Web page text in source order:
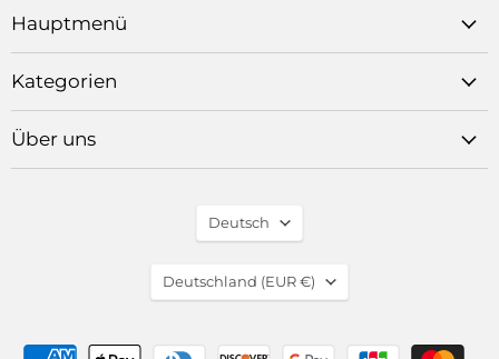
Hauptmenü
Kategorien
Über uns
Sprache
Deutsch
Translation
missing:
Deutschland (EUR €)